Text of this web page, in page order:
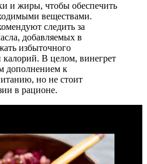
и жиры, чтобы обеспечить
веществами.
следить за
добавляемых в
избыточного
калорий. В целом, винегрет
дополнением к
но не стоит
в рационе.